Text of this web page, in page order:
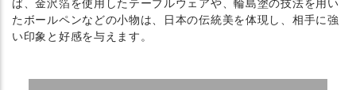
たボールペンなどの小物は、日本の伝統美を体現し、相手に強
い印象と好感を与えます。